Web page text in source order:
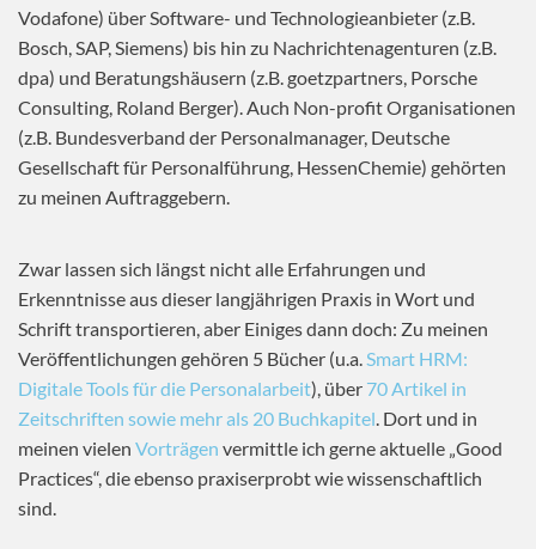
Vodafone) über Software- und Technologieanbieter (z.B.
Bosch, SAP, Siemens) bis hin zu Nachrichtenagenturen (z.B.
dpa) und Beratungshäusern (z.B. goetzpartners, Porsche
Consulting, Roland Berger). Auch Non-profit Organisationen
(z.B. Bundesverband der Personalmanager, Deutsche
Gesellschaft für Personalführung, HessenChemie) gehörten
zu meinen Auftraggebern.
Zwar lassen sich längst nicht alle Erfahrungen und
Erkenntnisse aus dieser langjährigen Praxis in Wort und
Schrift transportieren, aber Einiges dann doch: Zu meinen
Veröffentlichungen gehören 5 Bücher (u.a.Smart HRM:
Digitale Tools für die Personalarbeit), über 70 Artikel in
Zeitschriften sowie mehr als 20 Buchkapitel. Dort und in
meinen vielen Vorträgen vermittle ich gerne aktuelle „Good
Practices“, die ebenso praxiserprobt wie wissenschaftlich
sind.